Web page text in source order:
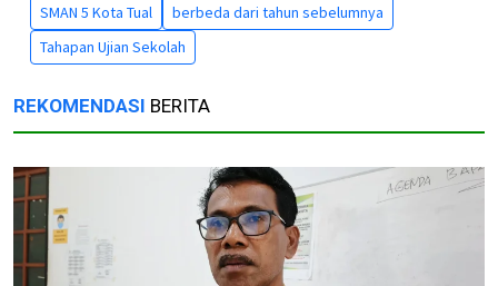
SMAN 5 Kota Tual
berbeda dari tahun sebelumnya
Tahapan Ujian Sekolah
REKOMENDASI BERITA